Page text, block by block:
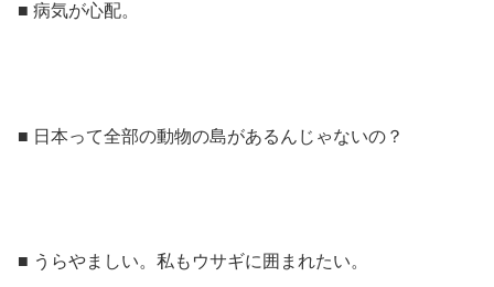
■ 病気が心配。
■ 日本って全部の動物の島があるんじゃないの？
■ うらやましい。私もウサギに囲まれたい。